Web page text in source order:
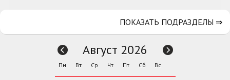
ПОКАЗАТЬ ПОДРАЗДЕЛЫ ⇒
Август 2026
Пн Вт Ср Чт Пт Сб Вс